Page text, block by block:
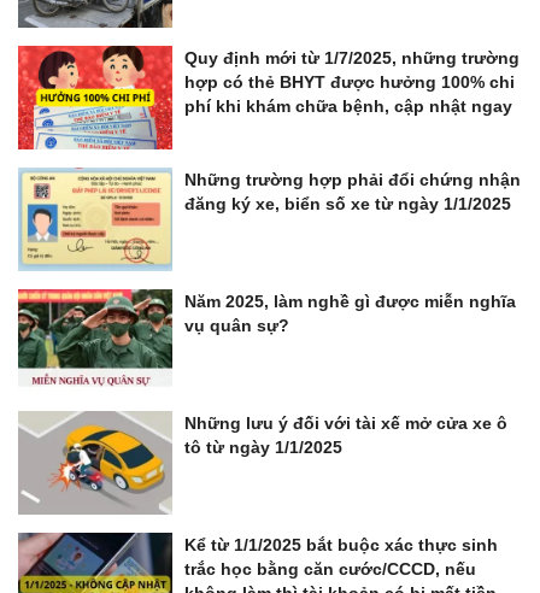
Quy định mới từ 1/7/2025, những trường
hợp có thẻ BHYT được hưởng 100% chi
phí khi khám chữa bệnh, cập nhật ngay
Những trường hợp phải đổi chứng nhận
đăng ký xe, biển số xe từ ngày 1/1/2025
Năm 2025, làm nghề gì được miễn nghĩa
vụ quân sự?
Những lưu ý đối với tài xế mở cửa xe ô
tô từ ngày 1/1/2025
Kể từ 1/1/2025 bắt buộc xác thực sinh
trắc học bằng căn cước/CCCD, nếu